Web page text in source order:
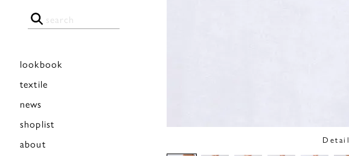
lookbook
textile
news
shoplist
about
Detail